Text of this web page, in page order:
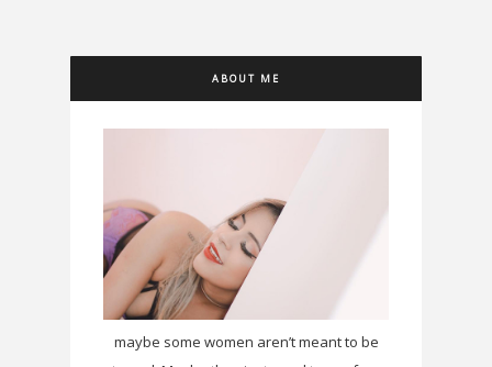
ABOUT ME
maybe some women aren’t meant to be